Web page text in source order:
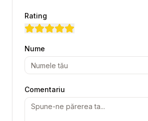
Rating
Nume
Comentariu